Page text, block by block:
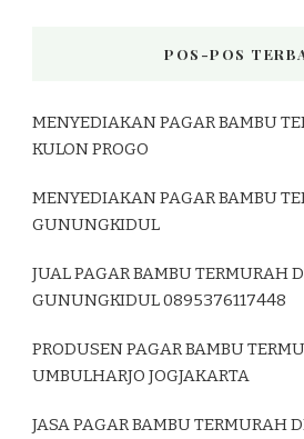
POS-POS
MENYEDIAKAN PAGAR BAMBU
KULON PROGO
MENYEDIAKAN PAGAR BAMBU
GUNUNGKIDUL
JUAL PAGAR BAMBU TERMURAH
GUNUNGKIDUL 0895376117448
PRODUSEN PAGAR BAMBU
UMBULHARJO JOGJAKARTA
JASA PAGAR BAMBU TERMURAH